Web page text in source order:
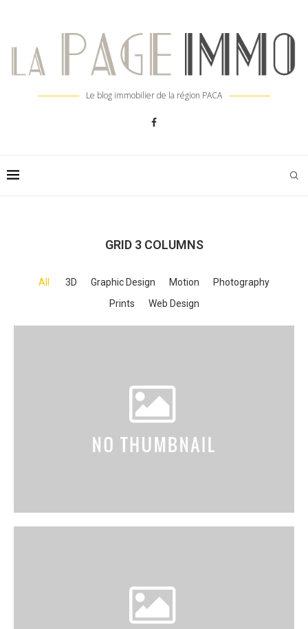
Le blog immobilier de la région PACA
GRID 3 COLUMNS
All 3D Graphic Design Motion
Photography
Prints
Web Design